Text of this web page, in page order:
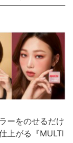
ーをのせるだけ
上がる『MULTI